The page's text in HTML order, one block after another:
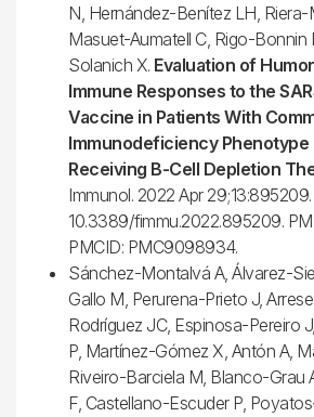
N, Hernández-Benítez LH, Riera-
Masuet-Aumatell C, Rigo-Bonnin
Solanich X. Evaluation of
Immune Responses to the
Vaccine in Patients With
Immunodeficiency Phenotype
Receiving B-Cell Depletion
Immunol. 2022 Apr 29;13:895209.
10.3389/fimmu.2022.895209.
PMCID: PMC9098934.
Sánchez-Montalvá A, Álvarez-
Gallo M, Perurena-Prieto J,
Rodríguez JC, Espinosa-Pereiro
P, Martínez-Gómez X, Antón A,
Riveiro-Barciela M, Blanco-Grau
F, Castellano-Escuder P,